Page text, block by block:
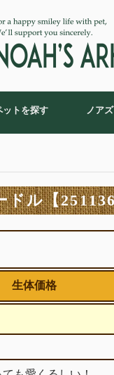
ットを探す ノア
ドル【
生体価格